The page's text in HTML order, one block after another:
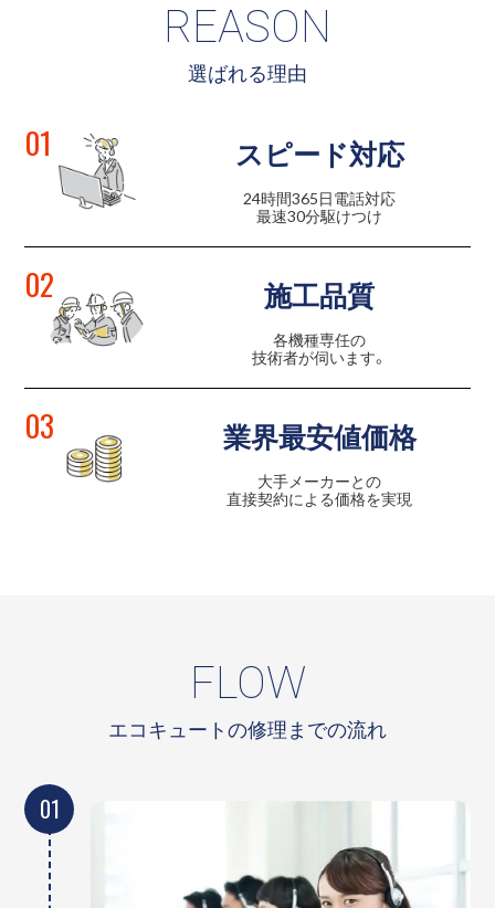
REASON
選ばれる理由
01 スピード対応
24時間365日電話対応
最速30分駆けつけ
02 施工品質
各機種専任の
技術者が伺います。
03 業界最安値価格
大手メーカーとの
直接契約による価格を実現
FLOW
エコキュートの修理までの流れ
01